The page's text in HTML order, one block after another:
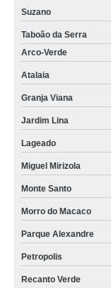
Suzano
Taboão da Serra
Arco-Verde
Atalaia
Granja Viana
Jardim Lina
Lageado
Miguel Mirizola
Monte Santo
Morro do Macaco
Parque Alexandre
Petropolis
Recanto Verde